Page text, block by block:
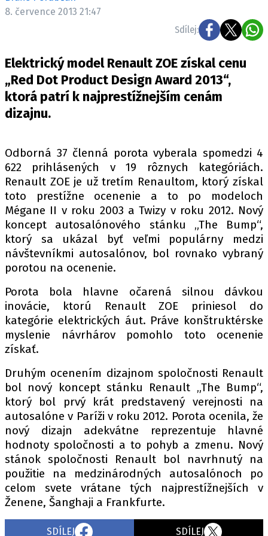
TRH S ELEKTROMOBILY
RALLY
ROZHOVORY
DAKAR
Z DOMOVA
ZE SVĚTA
MOTORSPORT
ČEŠI V AKCI
FIA CEZ & POHÁRY
MEZINÁRODNÍ SCÉNA
Máte příběh, fotku nebo video?
Pošlete e-mail na autoroad.cz
ETICKÝ KODEX
KONTAKT
VYDAVATEL
INZERCE
OSOBNÍ ÚDAJE / COOKIES
8. července 2013 21:47
Sdílej:
Elektrický model Renault ZOE získal cenu
„Red Dot Product Design Award 2013“,
ktorá patrí k najprestížnejším cenám
dizajnu.
Odborná 37 členná porota vyberala spomedzi 4
622 prihlásených v 19 rôznych kategóriách.
Renault ZOE je už tretím Renaultom, ktorý získal
toto prestížne ocenenie a to po modeloch
Mégane II v roku 2003 a Twizy v roku 2012. Nový
koncept autosalónového stánku „The Bump“,
ktorý sa ukázal byť veľmi populárny medzi
návštevníkmi autosalónov, bol rovnako vybraný
porotou na ocenenie.
Porota bola hlavne očarená silnou dávkou
inovácie, ktorú Renault ZOE priniesol do
kategórie elektrických áut. Práve konštruktérske
myslenie návrhárov pomohlo toto ocenenie
získať.
Druhým ocenením dizajnom spoločnosti Renault
bol nový koncept stánku Renault „The Bump“,
ktorý bol prvý krát predstavený verejnosti na
autosalóne v Paríži v roku 2012. Porota ocenila, že
nový dizajn adekvátne reprezentuje hlavné
hodnoty spoločnosti a to pohyb a zmenu. Nový
stánok spoločnosti Renault bol navrhnutý na
použitie na medzinárodných autosalónoch po
celom svete vrátane tých najprestížnejších v
Ženene, Šanghaji a Frankfurte.
SDÍLEJ SDÍLEJ